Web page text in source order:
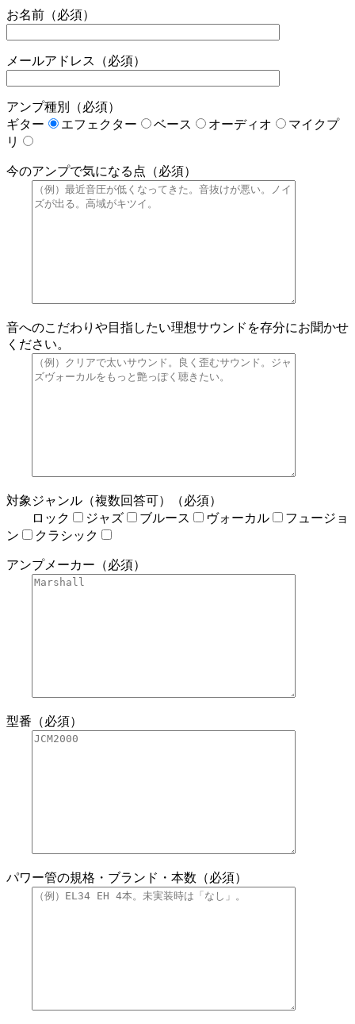
お名前（必須）
メールアドレス（必須）
アンプ種別（必須）
ギター
エフェクター ベース オーディオ
マイクプ
リ
今のアンプで気になる点（必須）
音へのこだわりや目指したい理想サウンドを存分にお聞かせ
ください。
対象ジャンル（複数回答可）（必須）
ロック
ジャズ ブルース ヴォーカル
フュージョ
ン
クラシック
アンプメーカー（必須）
型番（必須）
パワー管の規格・ブランド・本数（必須）